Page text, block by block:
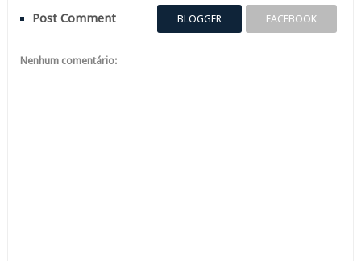
Post Comment BLOGGER FACEBOOK
Nenhum comentário: